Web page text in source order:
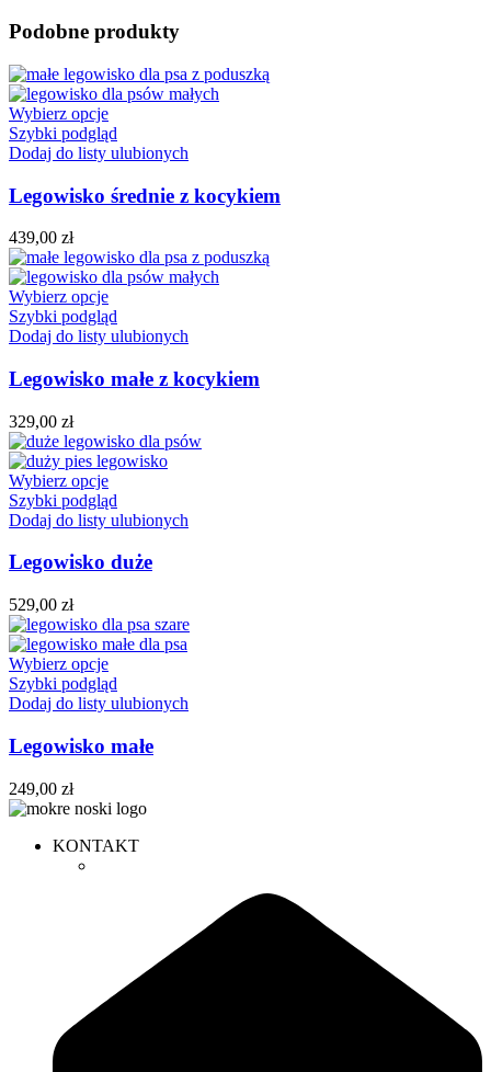
Podobne produkty
Wybierz opcje
Szybki podgląd
Dodaj do listy ulubionych
Legowisko średnie z kocykiem
439,00 zł
Wybierz opcje
Szybki podgląd
Dodaj do listy ulubionych
Legowisko małe z kocykiem
329,00 zł
Wybierz opcje
Szybki podgląd
Dodaj do listy ulubionych
Legowisko duże
529,00 zł
Wybierz opcje
Szybki podgląd
Dodaj do listy ulubionych
Legowisko małe
249,00 zł
KONTAKT